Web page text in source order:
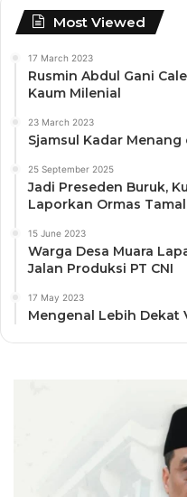
Most Viewed
17 March 2023
Rusmin Abdul Gani
Kaum Milenial
23 March 2023
Sjamsul Kadar
25 September 2025
Jadi Preseden Buruk,
Laporkan Ormas
15 June 2023
Warga Desa Muara
Jalan Produksi PT CNI
17 May 2023
Mengenal Lebih Dekat